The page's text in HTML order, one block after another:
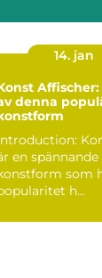
14. jan
denna
Konst affischer
en
som
h...